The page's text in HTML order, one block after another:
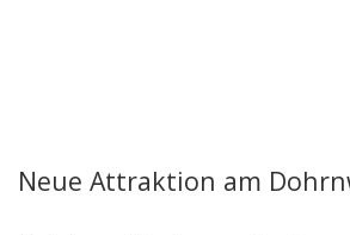
Neue Attraktion am